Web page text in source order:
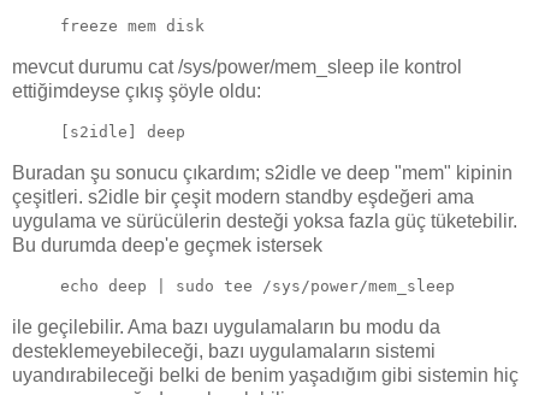
freeze mem disk
mevcut durumu cat /sys/power/mem_sleep ile kontrol
ettiğimdeyse çıkış şöyle oldu:
[s2idle] deep
Buradan şu sonucu çıkardım; s2idle ve deep "mem" kipinin
çeşitleri. s2idle bir çeşit modern standby eşdeğeri ama
uygulama ve sürücülerin desteği yoksa fazla güç tüketebilir.
Bu durumda deep'e geçmek istersek
echo deep | sudo tee /sys/power/mem_sleep
ile geçilebilir. Ama bazı uygulamaların bu modu da
desteklemeyebileceği, bazı uygulamaların sistemi
uyandırabileceği belki de benim yaşadığım gibi sistemin hiç